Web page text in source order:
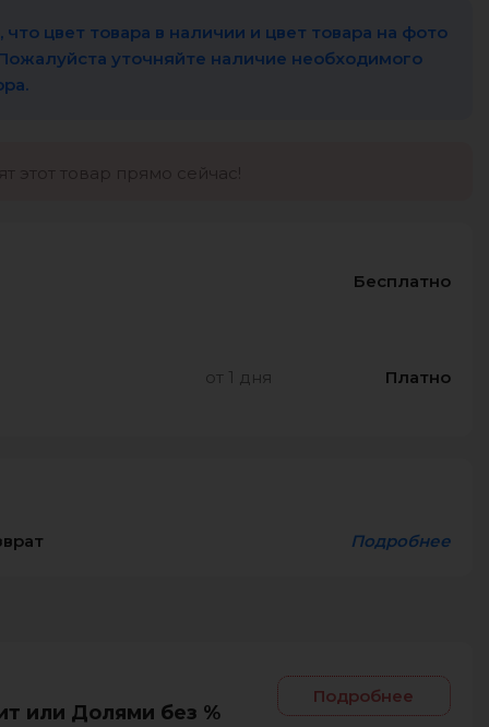
цвет товара в наличии и цвет товара на фото
уточняйте наличие необходимого
Бесплатно
от 1 дня Платно
Подробнее
или Долями без %
Подробнее